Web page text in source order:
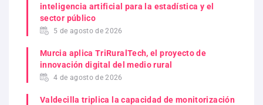
inteligencia artificial para la estadística y el
sector público
5 de agosto de 2026
Murcia aplica TriRuralTech, el proyecto de
innovación digital del medio rural
4 de agosto de 2026
Valdecilla triplica la capacidad de monitorización